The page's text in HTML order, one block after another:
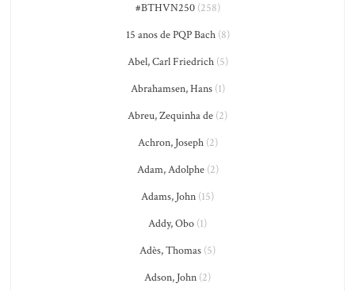
#BTHVN250(258)
15 anos de PQP Bach(8)
Abel, Carl Friedrich(5)
Abrahamsen, Hans(1)
Abreu, Zequinha de (2)
Achron, Joseph(2)
Adam, Adolphe(2)
Adams, John (15)
Addy, Obo (1)
Adès, Thomas (5)
Adson, John (2)